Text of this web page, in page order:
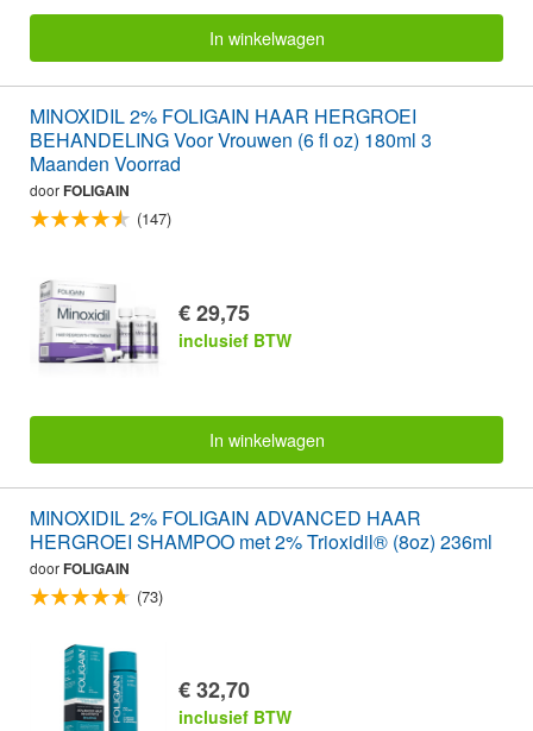
In winkelwagen
MINOXIDIL 2% FOLIGAIN HAAR HERGROEI
BEHANDELING Voor Vrouwen (6 fl oz) 180ml 3
Maanden Voorrad
doorFOLIGAIN
(147)
€ 29,75
inclusief BTW
In winkelwagen
MINOXIDIL 2% FOLIGAIN ADVANCED HAAR
HERGROEI SHAMPOO met 2% Trioxidil® (8oz) 236ml
doorFOLIGAIN
(73)
€ 32,70
inclusief BTW